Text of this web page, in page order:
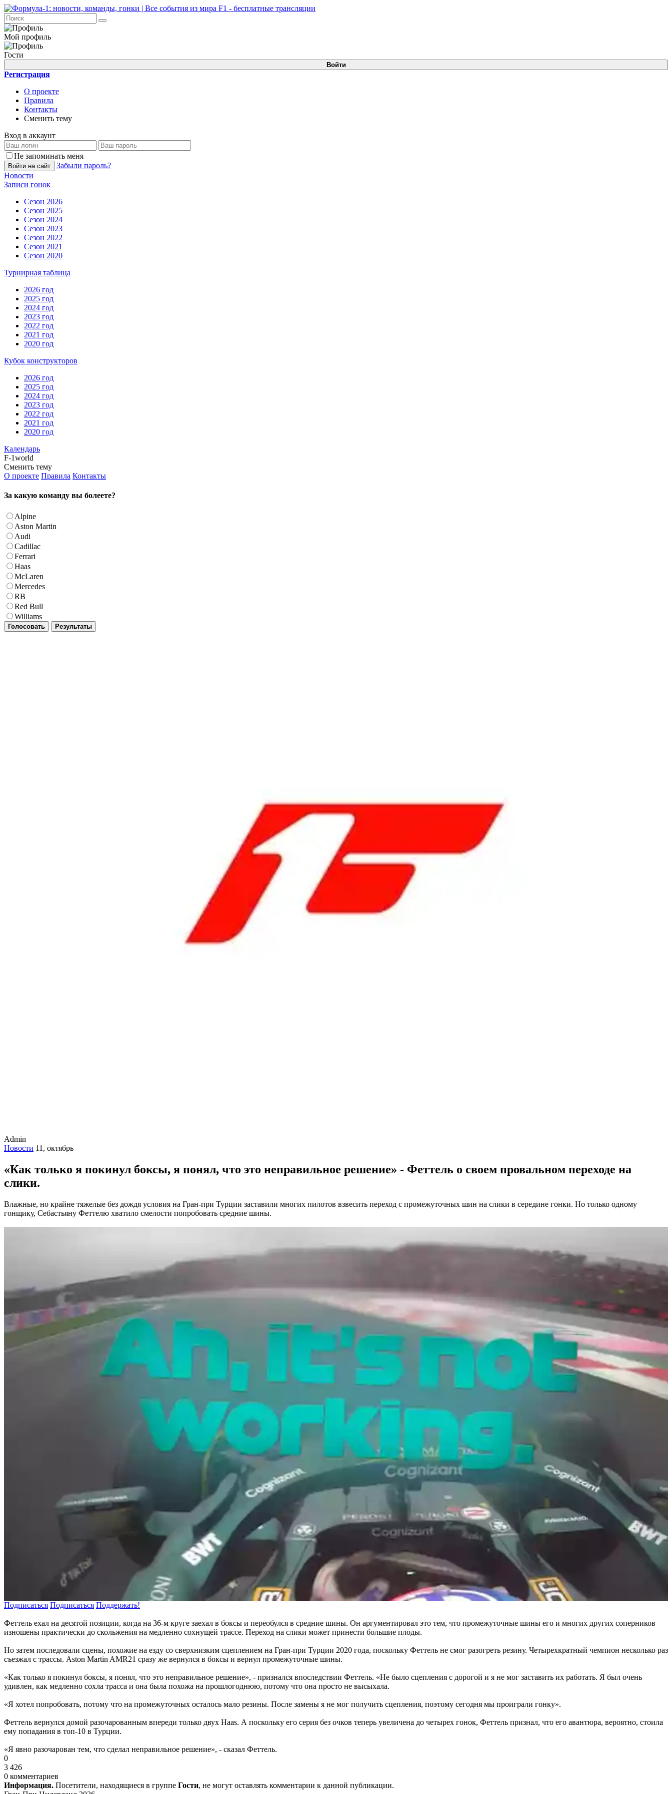
Мой профиль
Гости
Войти
Регистрация
О проекте
Правила
Контакты
Сменить тему
Вход в аккаунт
Не запоминать меня
Войти на сайт
Забыли пароль?
Новости
Записи гонок
Сезон 2026
Сезон 2025
Сезон 2024
Сезон 2023
Сезон 2022
Сезон 2021
Сезон 2020
Турнирная таблица
2026 год
2025 год
2024 год
2023 год
2022 год
2021 год
2020 год
Кубок конструкторов
2026 год
2025 год
2024 год
2023 год
2022 год
2021 год
2020 год
Календарь
F-1world
Сменить тему
О проекте Правила Контакты
За какую команду вы болеете?
Alpine
Aston Martin
Audi
Cadillac
Ferrari
Haas
McLaren
Mercedes
RB
Red Bull
Williams
Голосовать Результаты
Admin
Новости 11, октябрь
«Как только я покинул боксы, я понял, что это неправильное решение» - Феттель о своем провальном переходе на
слики.
Влажные, но крайне тяжелые без дождя условия на Гран-при Турции заставили многих пилотов взвесить переход с промежуточных шин на слики в середине гонки. Но только одному
гонщику, Себастьяну Феттелю хватило смелости попробовать средние шины.
Подписаться Подписаться Поддержать!
Феттель ехал на десятой позиции, когда на 36-м круге заехал в боксы и переобулся в средние шины. Он аргументировал это тем, что промежуточные шины его и многих других соперников
изношены практически до скольжения на медленно сохнущей трассе. Переход на слики может принести большие плоды.
Но затем последовали сцены, похожие на езду со сверхнизким сцеплением на Гран-при Турции 2020 года, поскольку Феттель не смог разогреть резину. Четырехкратный чемпион несколько раз
съезжал с трассы. Aston Martin AMR21 сразу же вернулся в боксы и вернул промежуточные шины.
«Как только я покинул боксы, я понял, что это неправильное решение», - признался впоследствии Феттель. «Не было сцепления с дорогой и я не мог заставить их работать. Я был очень
удивлен, как медленно сохла трасса и она была похожа на прошлогоднюю, потому что она просто не высыхала.
«Я хотел попробовать, потому что на промежуточных осталось мало резины. После замены я не мог получить сцепления, поэтому сегодня мы проиграли гонку».
Феттель вернулся домой разочарованным впереди только двух Haas. А поскольку его серия без очков теперь увеличена до четырех гонок, Феттель признал, что его авантюра, вероятно, стоила
ему попадания в топ-10 в Турции.
«Я явно разочарован тем, что сделал неправильное решение», - сказал Феттель.
0
3 426
0 комментариев
Информация. Посетители, находящиеся в группе Гости, не могут оставлять комментарии к данной публикации.